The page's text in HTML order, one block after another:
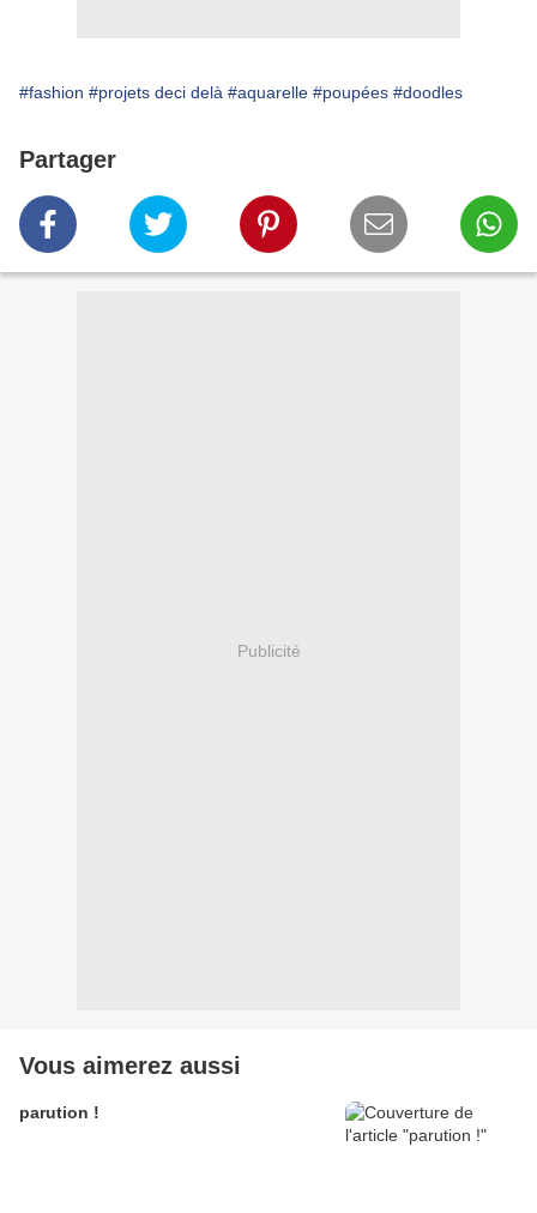
#fashion #projets deci delà #aquarelle #poupées #doodles
Partager
Publicité
Vous aimerez aussi
parution !